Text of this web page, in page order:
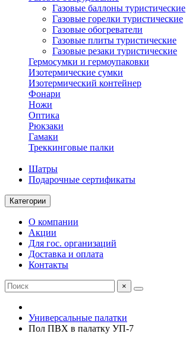
Газовые баллоны туристические
Газовые горелки туристические
Газовые обогреватели
Газовые плиты туристические
Газовые резаки туристические
Гермосумки и гермоупаковки
Изотермические сумки
Изотермический контейнер
Фонари
Ножи
Оптика
Рюкзаки
Гамаки
Треккинговые палки
Шатры
Подарочные сертификаты
Категории
О компании
Акции
Для гос. организаций
Доставка и оплата
Контакты
×
Универсальные палатки
Пол ПВХ в палатку УП-7